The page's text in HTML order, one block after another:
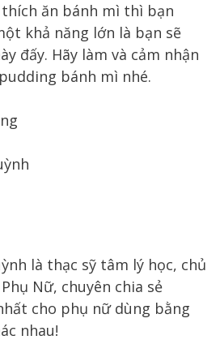
ăn bánh mì thì bạn
khả năng lớn là bạn sẽ
đấy. Hãy làm và cảm nhận
bánh mì nhé.
là thạc sỹ tâm lý học, chủ
Nữ, chuyên chia sẻ
cho phụ nữ dùng bằng
nhau!